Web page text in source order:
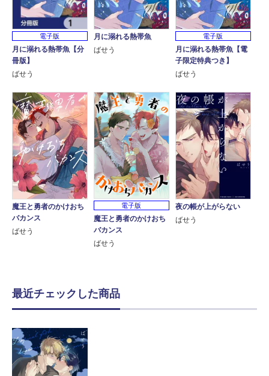
電子版
月に溺れる熱帯魚【分
冊版】
ばせう
月に溺れる熱帯魚
ばせう
電子版
月に溺れる熱帯魚【電
子限定特典つき】
ばせう
魔王と勇者のかけおち
バカンス
ばせう
電子版
魔王と勇者のかけおち
バカンス
ばせう
夜の帳が上がらない
ばせう
最近チェックした商品